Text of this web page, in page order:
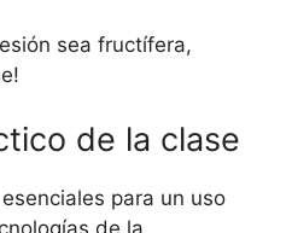
sea fructífera,
de la clase
para un uso
de la